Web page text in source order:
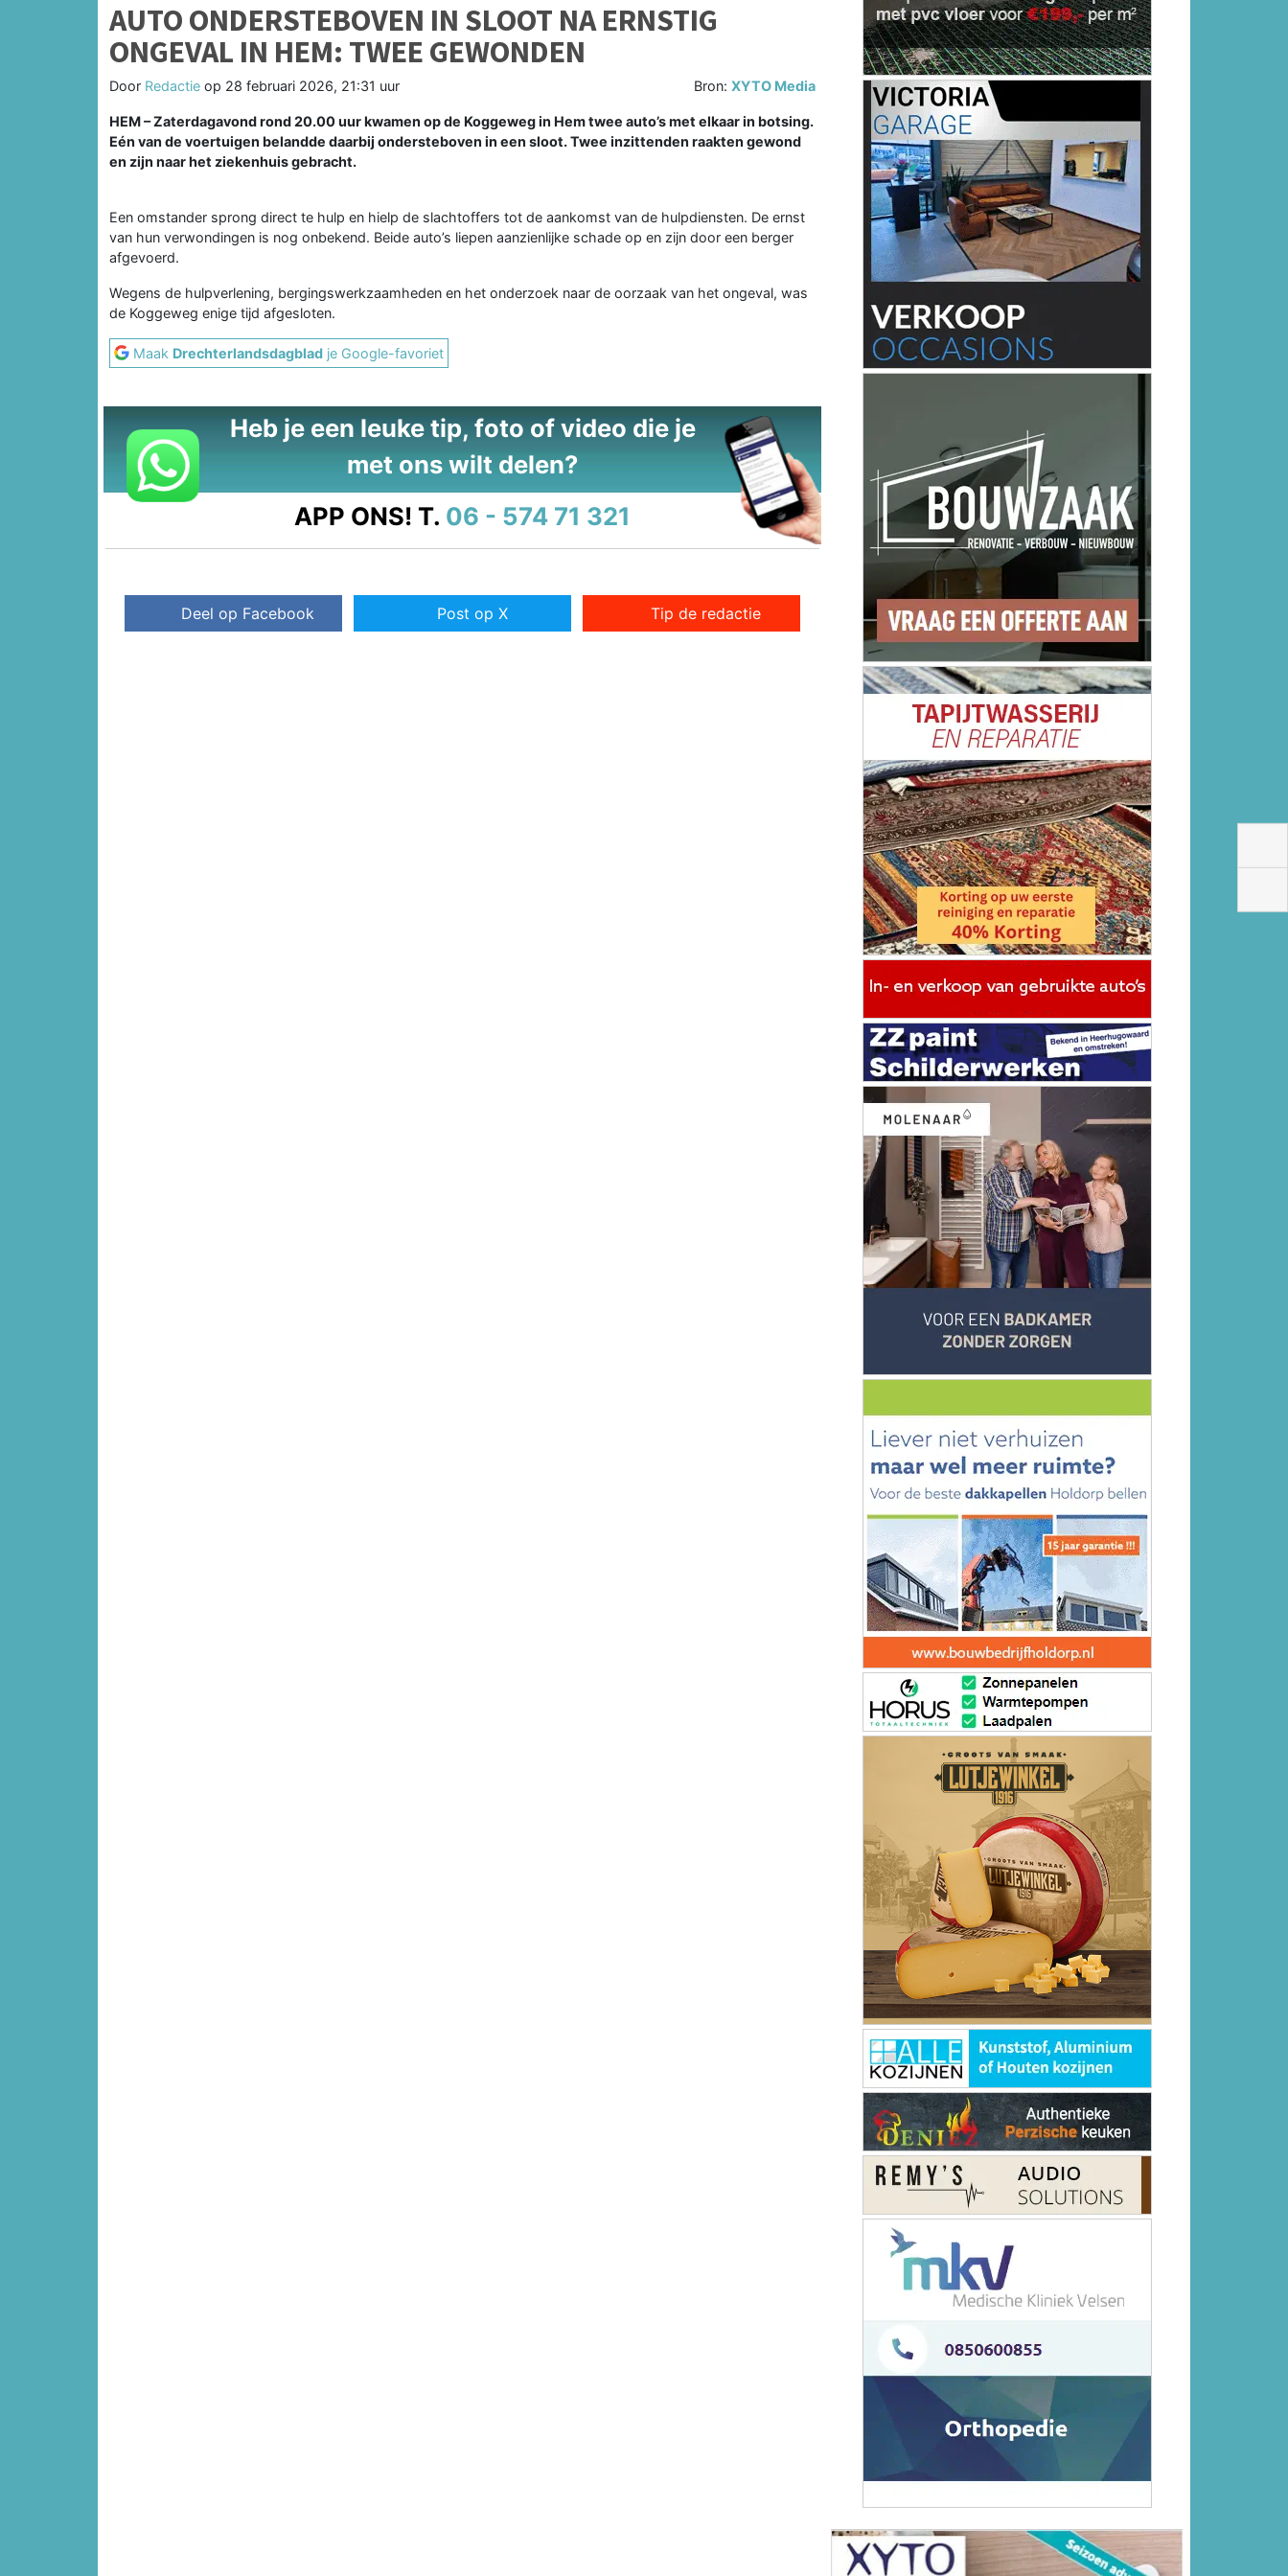
AUTO ONDERSTEBOVEN IN SLOOT NA ERNSTIG
ONGEVAL IN HEM: TWEE GEWONDEN
Door Redactie op 28 februari 2026, 21:31 uur Bron:XYTO Media
HEM – Zaterdagavond rond 20.00 uur kwamen op de Koggeweg in Hem twee auto’s met elkaar in botsing.
Eén van de voertuigen belandde daarbij ondersteboven in een sloot. Twee inzittenden raakten gewond
en zijn naar het ziekenhuis gebracht.
Een omstander sprong direct te hulp en hielp de slachtoffers tot de aankomst van de hulpdiensten. De ernst
van hun verwondingen is nog onbekend. Beide auto’s liepen aanzienlijke schade op en zijn door een berger
afgevoerd.
Wegens de hulpverlening, bergingswerkzaamheden en het onderzoek naar de oorzaak van het ongeval, was
de Koggeweg enige tijd afgesloten.
Maak Drechterlandsdagblad je Google-favoriet
Heb je een leuke tip, foto of video die je
met ons wilt delen?
APP ONS! T. 06 - 574 71 321
Deel op Facebook Post op X Tip de redactie